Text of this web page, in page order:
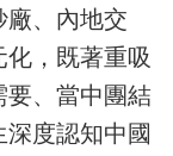
廠、內地交
，既著重吸
要、當中團結
度認知中國